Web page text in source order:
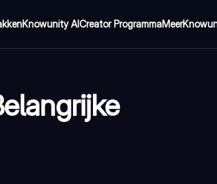
Knowunity AICreator ProgrammaMeer